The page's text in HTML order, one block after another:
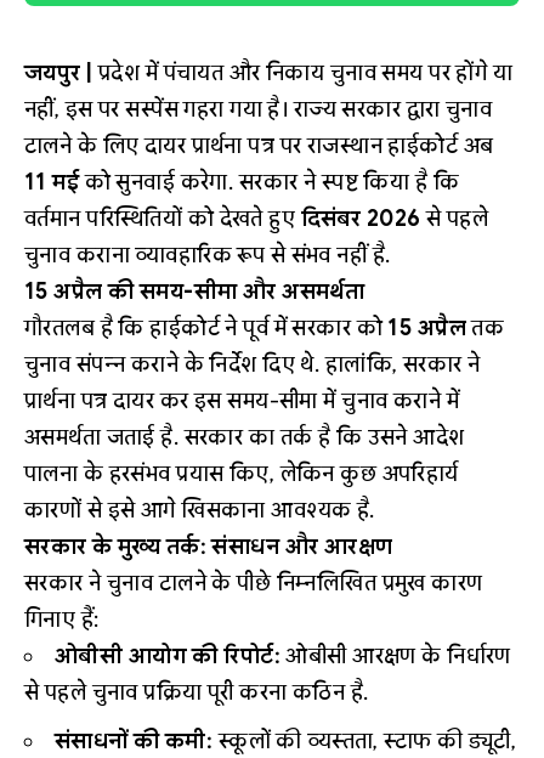
जयपुर |
प्रदेश में पंचायत और निकाय चुनाव समय पर होंगे या
नहीं, इस पर सस्पेंस गहरा गया है। राज्य सरकार द्वारा चुनाव
टालने के लिए दायर प्रार्थना पत्र पर राजस्थान हाईकोर्ट अब
11 मईको सुनवाई करेगा. सरकार ने स्पष्ट किया है कि
वर्तमान परिस्थितियों को देखते हुए दिसंबर 2026 से पहले
चुनाव कराना व्यावहारिक रूप से संभव नहीं है.
15 अप्रैल की समय-सीमा और असमर्थता
गौरतलब है कि हाईकोर्ट ने पूर्व में सरकार को15 अप्रैलतक
चुनाव संपन्न कराने के निर्देश दिए थे. हालांकि, सरकार ने
प्रार्थना पत्र दायर कर इस समय-सीमा में चुनाव कराने में
असमर्थता जताई है. सरकार का तर्क है कि उसने आदेश
पालना के हरसंभव प्रयास किए, लेकिन कुछ अपरिहार्य
कारणों से इसे आगे खिसकाना आवश्यक है.
सरकार के मुख्य तर्क: संसाधन और आरक्षण
सरकार ने चुनाव टालने के पीछे निम्नलिखित प्रमुख कारण
गिनाए हैं:
ओबीसी आयोग की रिपोर्ट: ओबीसी आरक्षण के निर्धारण
से पहले चुनाव प्रक्रिया पूरी करना कठिन है.
संसाधनों की कमी: स्कूलों की व्यस्तता, स्टाफ की ड्यूटी,